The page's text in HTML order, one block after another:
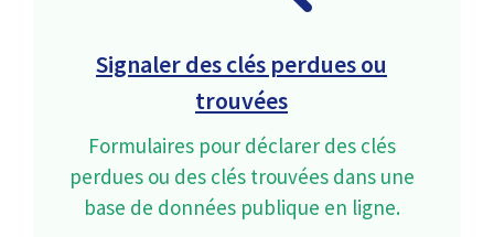
Signaler des clés perdues ou
trouvées
Formulaires pour déclarer des clés
perdues ou des clés trouvées dans une
base de données publique en ligne.